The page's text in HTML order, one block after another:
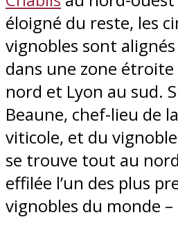
éloigné du reste, les
vignobles sont
dans une zone
nord et Lyon au sud.
Beaune, chef-lieu de
viticole, et du vignoble
se trouve tout au
effilée l’un des plus
vignobles du monde –